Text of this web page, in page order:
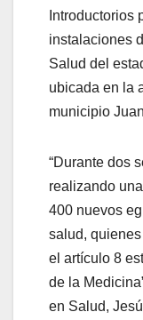
Introductorios
instalaciones
Salud del
ubicada en la
municipio
“Durante dos
realizando
400 nuevos
salud,
el artículo 8
de la
en Salud,